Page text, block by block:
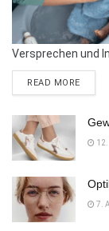
Versprechen und
READ MORE
7.